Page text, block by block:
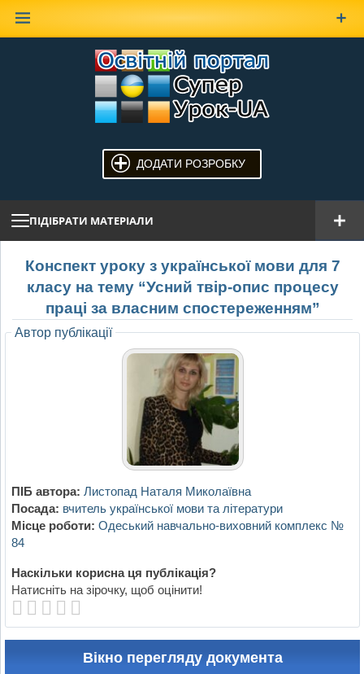
ДОДАТИ РОЗРОБКУ
ПІДІБРАТИ МАТЕРІАЛИ
Конспект уроку з української мови для 7
класу на тему “Усний твір-опис процесу
праці за власним спостереженням”
Автор публікації
ПІБ автора: Листопад Наталя Миколаївна
Посада: вчитель української мови та літератури
Місце роботи: Одеський навчально-виховний комплекс №
84
Наскільки корисна ця публікація?
Натисніть на зірочку, щоб оцінити!
Вікно перегляду документа